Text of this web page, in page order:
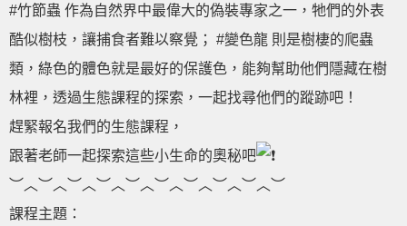
#竹節蟲 作為自然界中最偉大的偽裝專家之一，牠們的外表
酷似樹枝，讓捕食者難以察覺； #變色龍 則是樹棲的爬蟲
類，綠色的體色就是最好的保護色，能夠幫助他們隱藏在樹
林裡，透過生態課程的探索，一起找尋他們的蹤跡吧！
趕緊報名我們的生態課程，
跟著老師一起探索這些小生命的奧秘吧
︶︿︶︿︶︿︶︿︶︿︶︿︶︿︶︿︶︿︶
課程主題：